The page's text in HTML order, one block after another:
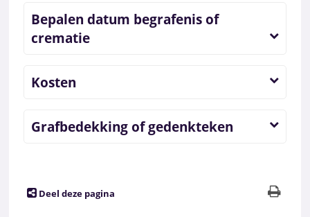
Bepalen datum begrafenis of
crematie
Kosten
Grafbedekking of gedenkteken
Deel deze pagina